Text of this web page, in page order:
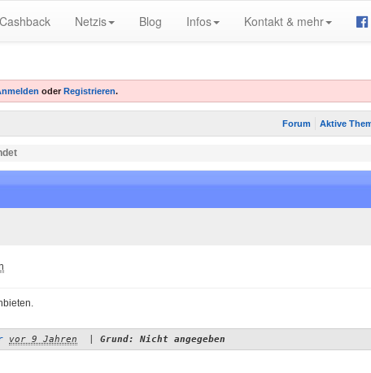
Cashback Netzis Blog Infos Kontakt & mehr
oder Registrieren.
Forum Aktive
vor 9 Jahren Grund: Nicht angegeben